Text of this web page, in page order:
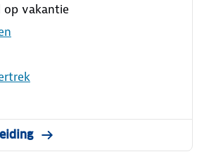
op vakantie